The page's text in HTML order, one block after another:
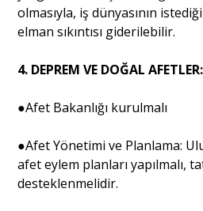
olmasıyla, iş dünyasının
elman sıkıntısı giderilebilir.
4. DEPREM VE DOĞAL AFETLER:
●Afet Bakanlığı kurulmalı
●Afet Yönetimi ve Planlama:
afet eylem planları yapılmalı,
desteklenmelidir.